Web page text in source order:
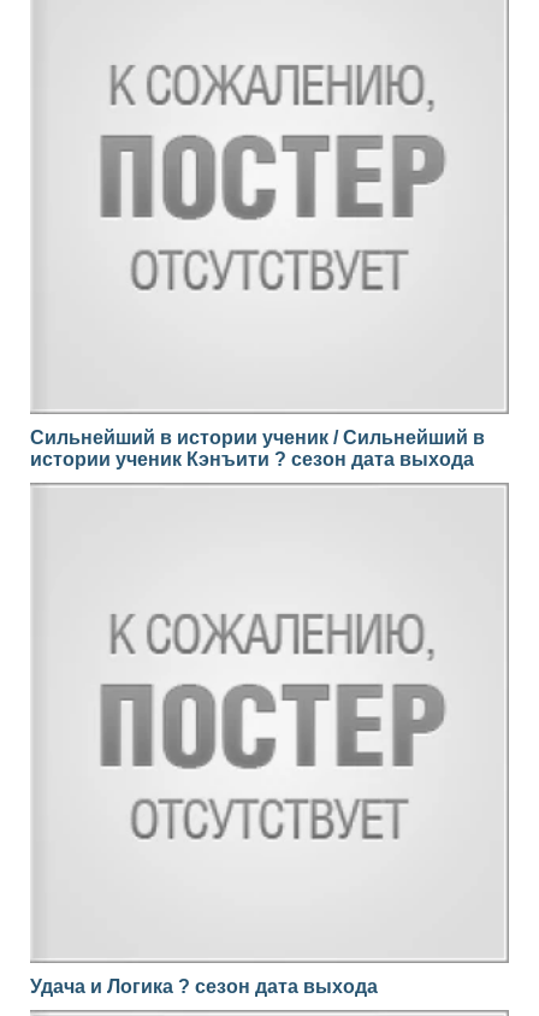
Сильнейший в истории ученик / Сильнейший в
истории ученик Кэнъити ? сезон дата выхода
Удача и Логика ? сезон дата выхода